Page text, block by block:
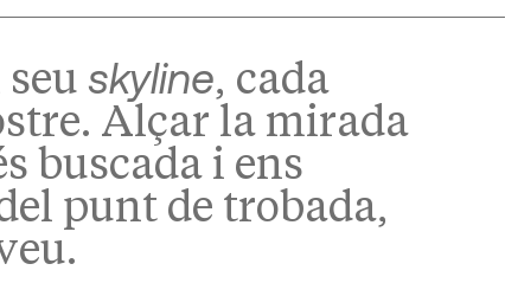
skyline, cada
Alçar la mirada
buscada i ens
punt de trobada,